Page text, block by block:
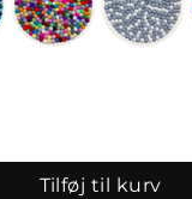
Tilføj til kurv